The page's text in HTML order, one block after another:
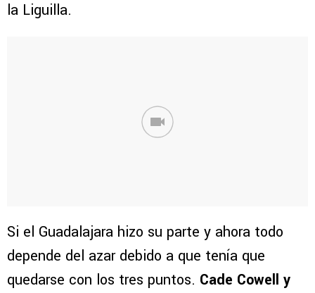
la Liguilla.
Si el Guadalajara hizo su parte y ahora todo
depende del azar debido a que tenía que
quedarse con los tres puntos. Cade Cowell y